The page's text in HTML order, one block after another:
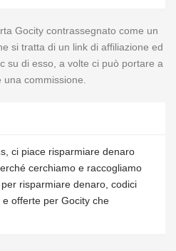
Gocity contrassegnato come un
si tratta di un link di affiliazione ed
su di esso, a volte ci può portare a
commissione.
ci piace risparmiare denaro
cerchiamo e raccogliamo
risparmiare denaro, codici
offerte per Gocity che